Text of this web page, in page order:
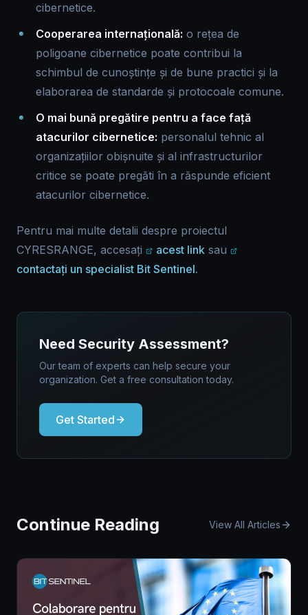
cibernetice.
Cooperarea internațională: o rețea de
poligoane cibernetice poate contribui la
schimbul de cunoștințe și de bune practici și la
elaborarea de standarde și protocoale comune.
O mai bună pregătire pentru a face față
atacurilor cibernetice: personalul tehnic al
organizațiilor obișnuite și al infrastructurilor
critice se poate pregăti în a răspunde eficient
atacurilor cibernetice.
Pentru mai multe detalii despre proiectul
CYRESRANGE, accesați
acest link sau
contactați un specialist Bit Sentinel.
Need Security Assessment?
Our team of experts can help secure your
organization. Get a free consultation today.
Get Started
Continue Reading View All Articles